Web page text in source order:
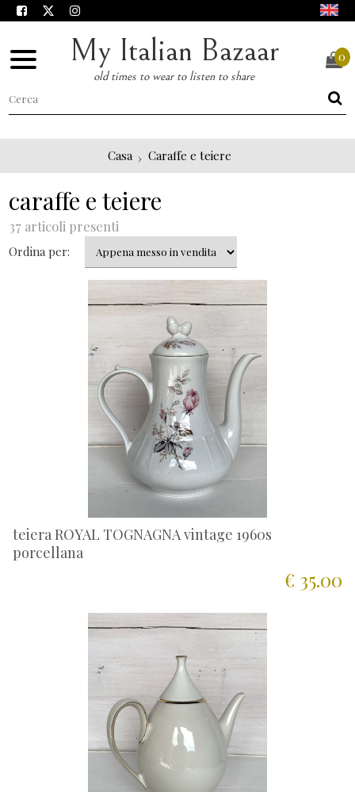
My Italian Bazaar
old times to wear to listen to share
0
Casa Caraffe e teiere
caraffe e teiere
37 articoli presenti
Ordina per:
teiera ROYAL TOGNAGNA vintage 1960s
porcellana
€ 35.00